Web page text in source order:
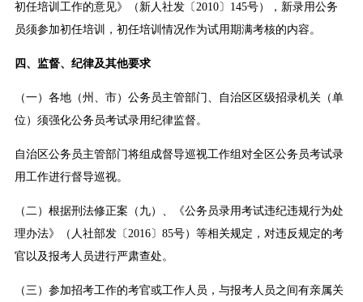
初任培训工作的意见》（新人社发〔2010〕145号），新录用公务
员须参加初任培训，初任培训情况作为试用期满考核的内容。
四、监督、纪律及其他要求
（一）各地（州、市）公务员主管部门、自治区区级招录机关（单
位）须强化公务员考试录用纪律监督。
自治区公务员主管部门将组成督导巡视工作组对全区公务员考试录
用工作进行督导巡视。
（二）根据刑法修正案（九）、《公务员录用考试违纪违规行为处
理办法》（人社部发〔2016〕85号）等相关规定，对违反规定的考
官以及报考人员进行严肃查处。
（三）参加招考工作的考官或工作人员，与报考人员之间有亲属关